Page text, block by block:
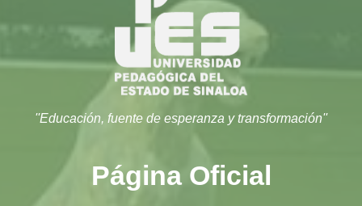
''Educación, fuente de esperanza y transformación''
Página Oficial